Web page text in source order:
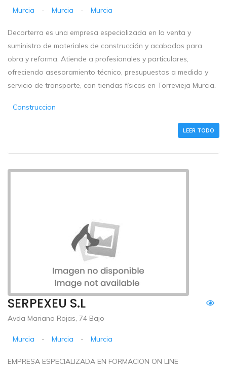
Murcia - Murcia - Murcia
Decorterra es una empresa especializada en la venta y
suministro de materiales de construcción y acabados para
obra y reforma. Atiende a profesionales y particulares,
ofreciendo asesoramiento técnico, presupuestos a medida y
servicio de transporte, con tiendas físicas en Torrevieja Murcia.
Construccion
LEER TODO
SERPEXEU S.L
Avda Mariano Rojas, 74 Bajo
Murcia - Murcia - Murcia
EMPRESA ESPECIALIZADA EN FORMACION ON LINE